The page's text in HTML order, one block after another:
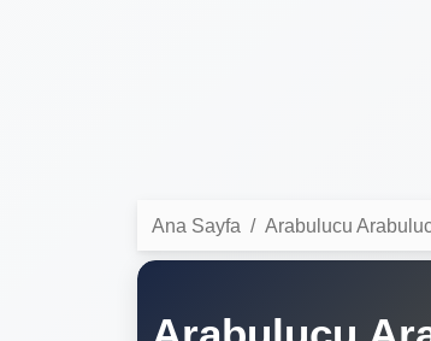
Ana Sayfa Arabulucu